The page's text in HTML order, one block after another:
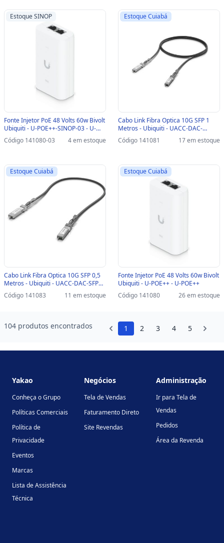
Estoque SINOP
Fonte Injetor PoE 48 Volts 60w Bivolt
Ubiquiti - U-POE++-SINOP-03 - U-
POE++
Código 141080-03 4 em estoque
Estoque Cuiabá
Cabo Link Fibra Optica 10G SFP 1
Metros - Ubiquiti - UACC-DAC-
SFP10-1M - UACC-DAC-SFP10-1M
Código 141081 17 em estoque
Estoque Cuiabá
Cabo Link Fibra Optica 10G SFP 0,5
Metros - Ubiquiti - UACC-DAC-SFP1-
0.5M - UACC-DAC-SFP10-0.5M
Código 141083 11 em estoque
Estoque Cuiabá
Fonte Injetor PoE 48 Volts 60w Bivolt
Ubiquiti - U-POE++ - U-POE++
Código 141080
26 em estoque
104 produtos encontrados 1 2 3 4 5
Yakao
Conheça o Grupo
Políticas Comerciais
Política de
Privacidade
Eventos
Marcas
Lista de Assistência
Técnica
Negócios
Tela de Vendas
Faturamento Direto
Site Revendas
Administração
Ir para Tela de
Vendas
Pedidos
Área da Revenda